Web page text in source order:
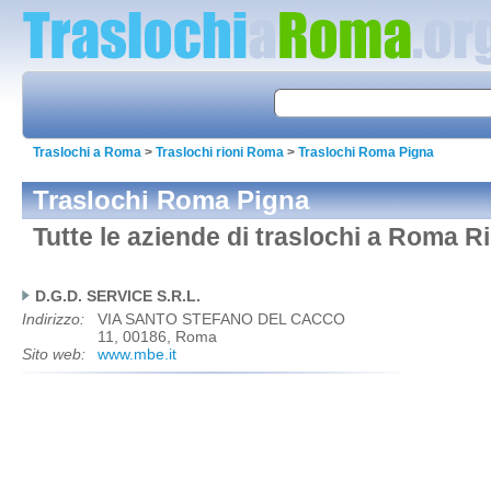
Traslochi a Roma > Traslochi rioni Roma > Traslochi Roma Pigna
Traslochi Roma Pigna
Tutte le aziende di traslochi a Roma
D.G.D. SERVICE S.R.L.
Indirizzo:
VIA SANTO STEFANO DEL CACCO
11, 00186, Roma
Sito web:
www.mbe.it